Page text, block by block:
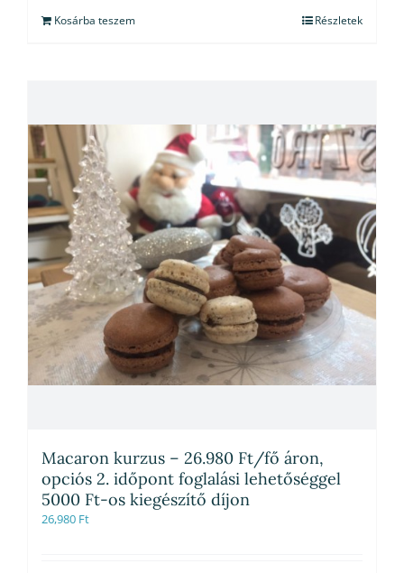
Kosárba teszem Részletek
Macaron kurzus – 26.980 Ft/fő áron,
opciós 2. időpont foglalási lehetőséggel
5000 Ft-os kiegészítő díjon
26,980 Ft